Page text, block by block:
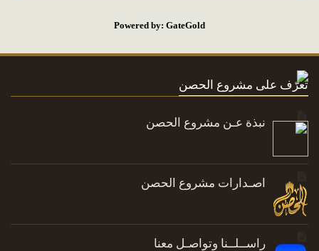
Powered by: GateGold
تعرّف على مشروع الحصن
نبذة عـن مشروع الحصن
اصـدارات مشروع الحصن
راســلــنا وتواصـل معنا